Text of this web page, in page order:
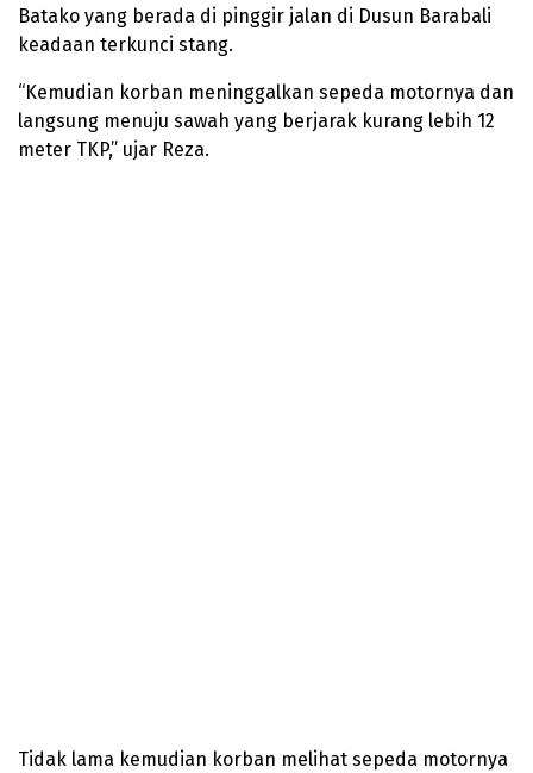
Batako yang berada di pinggir jalan di Dusun Barabali
keadaan terkunci stang.
“Kemudian korban meninggalkan sepeda motornya dan
langsung menuju sawah yang berjarak kurang lebih 12
meter TKP,” ujar Reza.
Tidak lama kemudian korban melihat sepeda motornya